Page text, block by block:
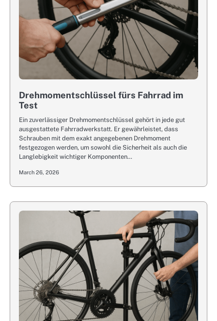
Drehmomentschlüssel fürs Fahrrad im
Test
Ein zuverlässiger Drehmomentschlüssel gehört in jede gut
ausgestattete Fahrradwerkstatt. Er gewährleistet, dass
Schrauben mit dem exakt angegebenen Drehmoment
festgezogen werden, um sowohl die Sicherheit als auch die
Langlebigkeit wichtiger Komponenten…
March 26, 2026